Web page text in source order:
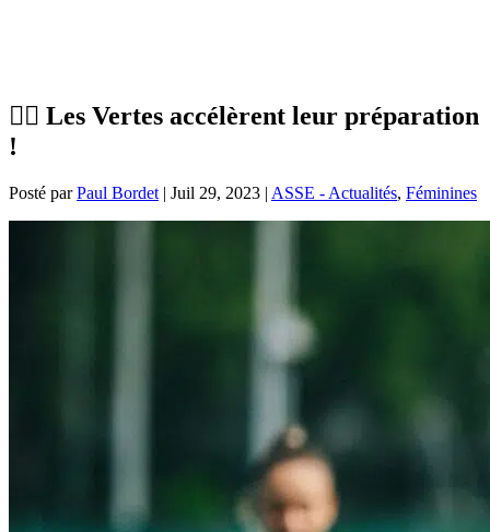
🏃‍♀️ Les Vertes accélèrent leur préparation
!
Posté parPaul Bordet | Juil 29, 2023 | ASSE - Actualités, Féminines